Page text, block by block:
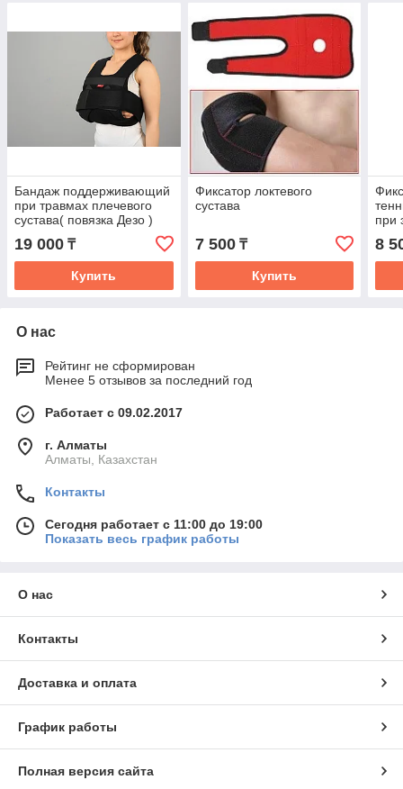
Бандаж поддерживающий
при травмах плечевого
сустава( повязка Дезо )
19 000 ₸
Купить
Фиксатор локтевого
сустава
7 500₸
Купить
при
8
О нас
Рейтинг не сформирован
Менее 5 отзывов за последний год
Работает с 09.02.2017
г. Алматы
Алматы, Казахстан
Контакты
Сегодня работает с 11:00 до 19:00
Показать весь график работы
О нас
Контакты
Доставка и оплата
График работы
Полная версия сайта